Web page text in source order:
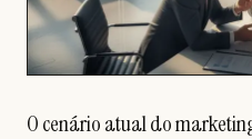
O cenário atual do